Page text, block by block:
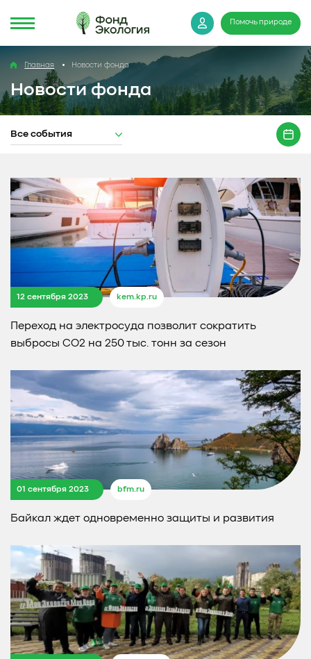
Помочь природе
Главная Новости фонда
Новости фонда
Все события
12 сентября 2023 kem.kp.ru
Переход на электросуда позволит сократить
выбросы CO2 на 250 тыс. тонн за сезон
01 сентября 2023 bfm.ru
Байкал ждет одновременно защиты и развития